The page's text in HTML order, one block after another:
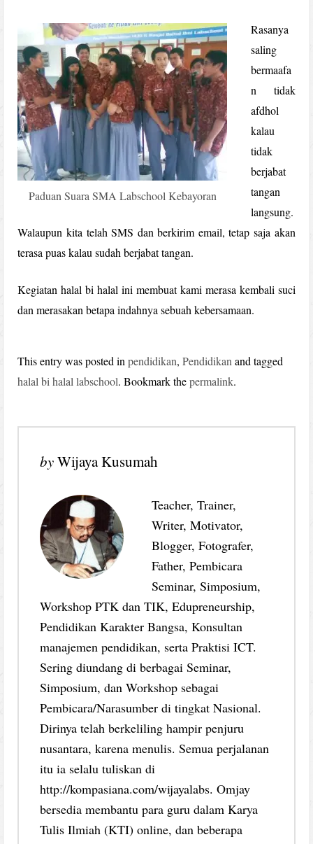
Paduan Suara SMA Labschool Kebayoran
Rasanya
saling
bermaafa
n tidak
afdhol
kalau
tidak
berjabat
tangan
langsung.
Walaupun kita telah SMS dan berkirim email, tetap saja akan
terasa puas kalau sudah berjabat tangan.
Kegiatan halal bi halal ini membuat kami merasa kembali suci
dan merasakan betapa indahnya sebuah kebersamaan.
This entry was posted inpendidikan,Pendidikan and tagged
halal bi halal labschool. Bookmark thepermalink.
byWijaya Kusumah
Teacher, Trainer,
Writer, Motivator,
Blogger, Fotografer,
Father, Pembicara
Seminar, Simposium,
Workshop PTK dan TIK, Edupreneurship,
Pendidikan Karakter Bangsa, Konsultan
manajemen pendidikan, serta Praktisi ICT.
Sering diundang di berbagai Seminar,
Simposium, dan Workshop sebagai
Pembicara/Narasumber di tingkat Nasional.
Dirinya telah berkeliling hampir penjuru
nusantara, karena menulis. Semua perjalanan
itu ia selalu tuliskan di
http://kompasiana.com/wijayalabs. Omjay
bersedia membantu para guru dalam Karya
Tulis Ilmiah (KTI) online, dan beberapa